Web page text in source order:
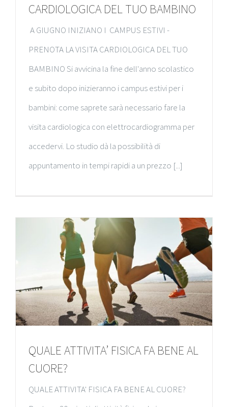
CARDIOLOGICA DEL TUO BAMBINO
A GIUGNO INIZIANO I CAMPUS ESTIVI -
PRENOTA LA VISITA CARDIOLOGICA DEL TUO
BAMBINO Si avvicina la fine dell'anno scolastico
e subito dopo inizieranno i campus estivi per i
bambini: come saprete sarà necessario fare la
visita cardiologica con elettrocardiogramma per
accedervi. Lo studio dà la possibilità di
appuntamento in tempi rapidi a un prezzo [...]
QUALE ATTIVITA’ FISICA FA BENE AL
CUORE?
QUALE ATTIVITA' FISICA FA BENE AL CUORE?